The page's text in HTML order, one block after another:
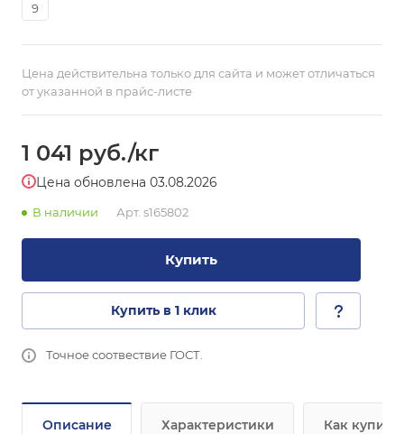
9
Цена действительна только для сайта и может отличаться
от указанной в прайс-листе
1 041 руб./кг
Цена обновлена 03.08.2026
В наличии Арт. s165802
Купить
Купить в 1 клик
Точное соотвествие ГОСТ.
Описание Характеристики Как купить